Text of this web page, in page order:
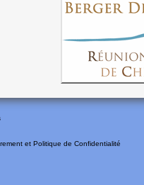
et Politique de Confidentialité